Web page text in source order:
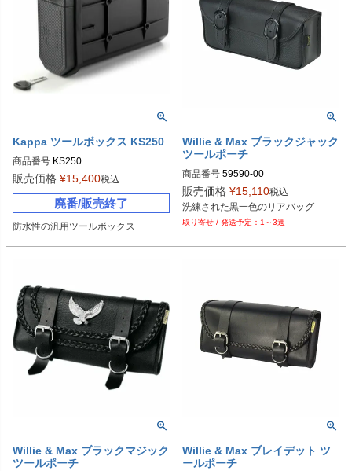
Kappa ツールボックス KS250
商品番号 KS250
販売価格 ¥15,400税込
廃番/販売終了
防水性の汎用ツールボックス
Willie & Max ブラックジャック
ツールポーチ
商品番号 59590-00
Biker's型番：106390
Drag型番：3510-0045
販売価格 ¥15,110税込
洗練された黒一色のリアバッグ
1～3週
Willie & Max ブラックマジック
ツールポーチ
Willie & Max ブレイデット ツ
ールポーチ